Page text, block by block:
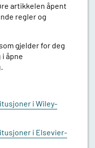
artikkelen åpent
regler og
gjelder for deg
åpne
i Wiley-
i Elsevier-